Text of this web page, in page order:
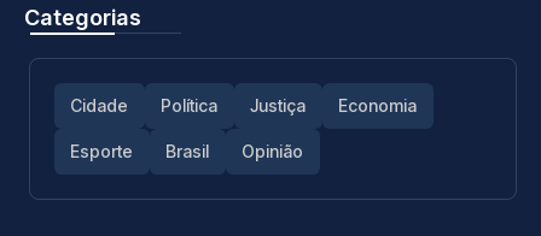
Categorias
Cidade Política Justiça Economia
Esporte Brasil Opinião